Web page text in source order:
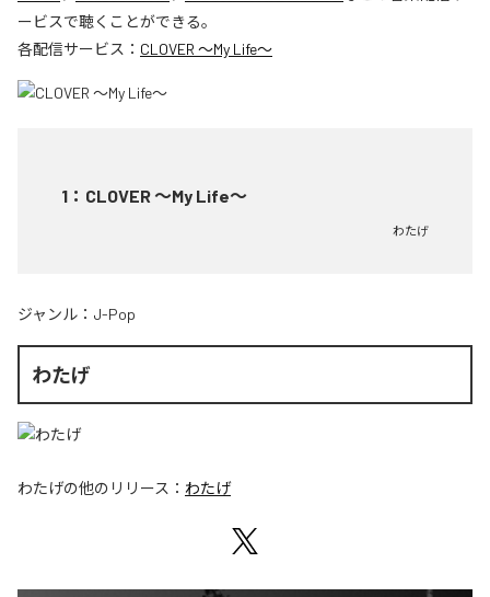
ービスで聴くことができる。
各配信サービス： CLOVER ～My Life～
1 ： CLOVER ～My Life～
わたげ
ジャンル： J-Pop
わたげ
わたげの他のリリース： わたげ